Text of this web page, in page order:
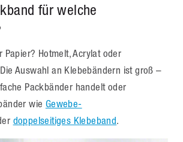
für welche
Papier? Hotmelt, Acrylat oder
Auswahl an Klebebändern ist groß –
Packbänder handelt oder
wie Gewebe-
doppelseitiges Klebeband.